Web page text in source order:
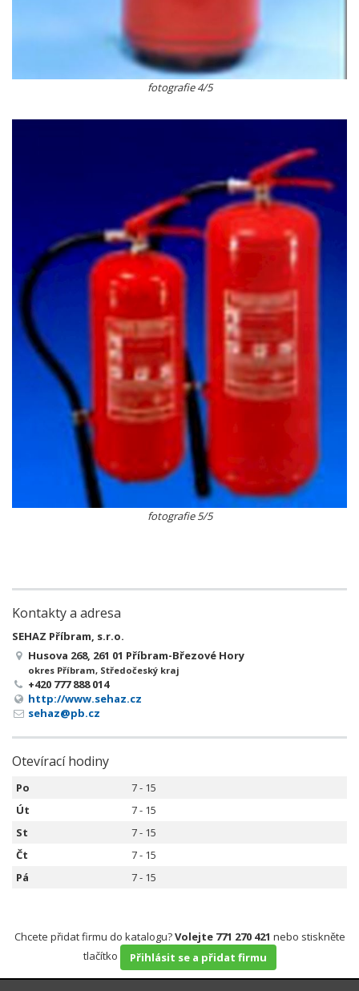
fotografie 4/5
fotografie 5/5
Kontakty a adresa
SEHAZ Příbram, s.r.o.
Husova 268, 261 01 Příbram-Březové Hory
okres Příbram, Středočeský kraj
+420 777 888 014
http://www.sehaz.cz
sehaz@pb.cz
Otevírací hodiny
Po
7 - 15
Út
7 - 15
St
7 - 15
Čt
7 - 15
Pá
7 - 15
Chcete přidat firmu do katalogu?Volejte 771 270 421 nebo stiskněte
tlačítko
Přihlásit se a přidat firmu